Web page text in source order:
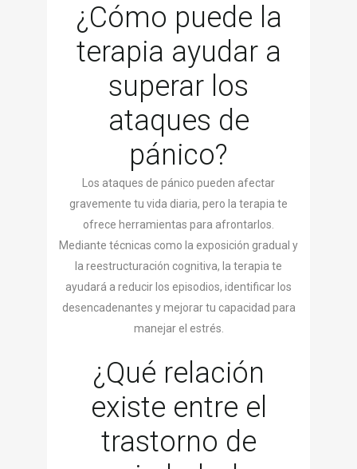
¿Cómo puede la
terapia ayudar a
superar los
ataques de
pánico?
Los ataques de pánico pueden afectar
gravemente tu vida diaria, pero la terapia te
ofrece herramientas para afrontarlos.
Mediante técnicas como la exposición gradual y
la reestructuración cognitiva, la terapia te
ayudará a reducir los episodios, identificar los
desencadenantes y mejorar tu capacidad para
manejar el estrés.
¿Qué relación
existe entre el
trastorno de